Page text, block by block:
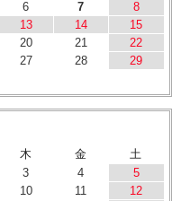
6 7
8
13 14
15
20 21
22
27 28
29
木 金
土
3 4
5
10 11
12